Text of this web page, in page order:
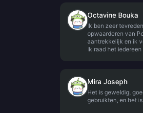
Octavine Bouka
Ik ben zeer
opwaarderen van
aantrekkelijk en ik
Ik raad het
Mira Joseph
Het is geweldig,
gebruikten, en het